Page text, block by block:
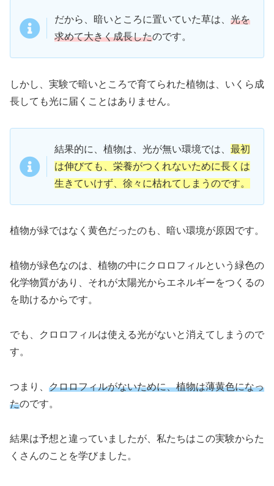
だから、暗いところに置いていた草は、 光を
求めて大きく成長したのです。
しかし、実験で暗いところで育てられた植物は、いくら成
長しても光に届くことはありません。
結果的に、植物は、光が無い環境では、 最初
は伸びても、栄養がつくれないために長くは
生きていけず、徐々に枯れてしまうのです。
植物が緑ではなく黄色だったのも、暗い環境が原因です。
植物が緑色なのは、植物の中にクロロフィルという緑色の
化学物質があり、それが太陽光からエネルギーをつくるの
を助けるからです。
でも、クロロフィルは使える光がないと消えてしまうので
す。
つまり、 クロロフィルがないために、植物は薄黄色になっ
たのです。
結果は予想と違っていましたが、私たちはこの実験からた
くさんのことを学びました。